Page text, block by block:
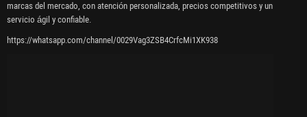
marcas del mercado, con atención personalizada, precios competitivos y un
servicio ágil y confiable.
https://whatsapp.com/channel/0029Vag3ZSB4CrfcMi1XK938